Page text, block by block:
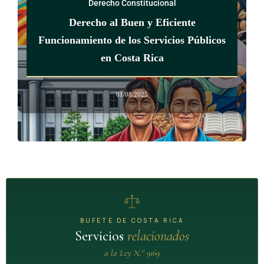
estimen convenientes y, con la condición de observar los
estatutos de estas organizaciones, a afiliarse a las mismas.
ARTÍCULO 4
1. Todo Miembro deberá fijar una edad mínima para los
trabajadores domésticos compatible con las disposiciones
del Convenio sobre la edad mínima, 1973 (núm. 138), y
1999 (núm. 182), edad que no podrá ser inferior a la edad
mínima estipulada en la legislación nacional para los
2. Todo Miembro deberá adoptar medidas para asegurar que
Derecho Constitucional
Derecho al Buen y Eficiente
Funcionamiento de los Servicios Públicos
en Costa Rica
01/08/2025
BUFETE DE COSTA RICA
Servicios relacionados
a la Ley N.° 9169